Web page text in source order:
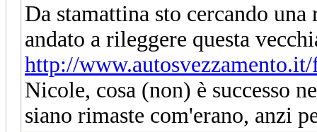
Da stamattina sto cercando
andato a rileggere questa
http://
Nicole, cosa (non) è successo
siano rimaste com'erano, anzi